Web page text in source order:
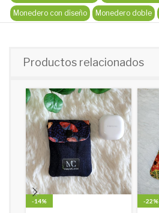
Monedero con diseño
Monedero doble
Productos relacionados
-14% -22%